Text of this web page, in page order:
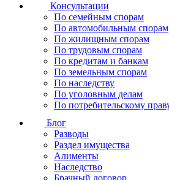
Консультации
По семейным спорам
По автомобильным спорам
По жилищным спорам
По трудовым спорам
По кредитам и банкам
По земельным спорам
По наследству
По уголовным делам
По потребительскому
Блог
Разводы
Раздел имущества
Алименты
Наследство
Брачный договор